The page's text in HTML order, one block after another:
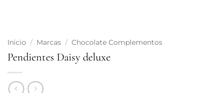
Inicio / Marcas / Chocolate Complementos
Pendientes Daisy deluxe